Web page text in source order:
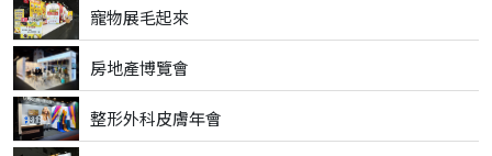
寵物展毛起來
房地產博覽會
整形外科皮膚年會